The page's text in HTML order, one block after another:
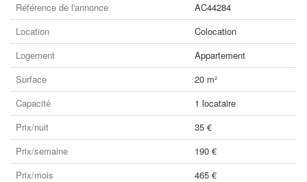
Référence de l'annonce
AC44284
Location
Colocation
Logement
Appartement
Surface
20 m²
Capacité
1 locataire
Prix/nuit
35 €
Prix/semaine
190 €
Prix/mois
465 €